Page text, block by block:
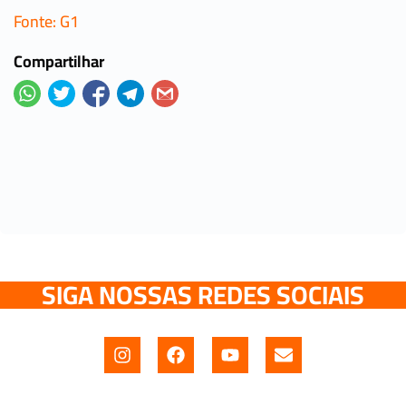
Fonte: G1
Compartilhar
SIGA NOSSAS REDES SOCIAIS